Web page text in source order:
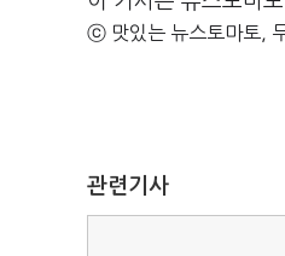
ⓒ 맛있는 뉴스토마토,
관련기사